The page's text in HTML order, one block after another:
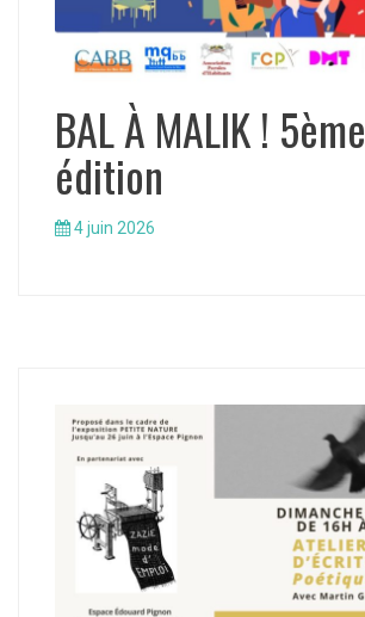
BAL À MALIK ! 5ème
édition
4 juin 2026